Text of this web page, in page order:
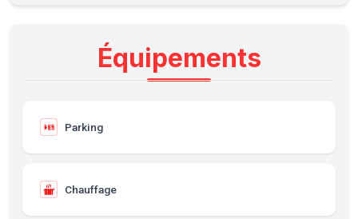
Équipements
Parking
Chauffage